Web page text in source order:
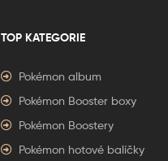
TOP KATEGORIE
Pokémon album
Pokémon Booster boxy
Pokémon Boostery
Pokémon hotové balíčky